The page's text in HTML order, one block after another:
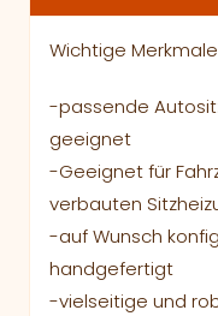
Wichtige
-passende
geeignet
-Geeignet für
verbauten
-auf Wunsch
handgefertigt
-vielseitige und